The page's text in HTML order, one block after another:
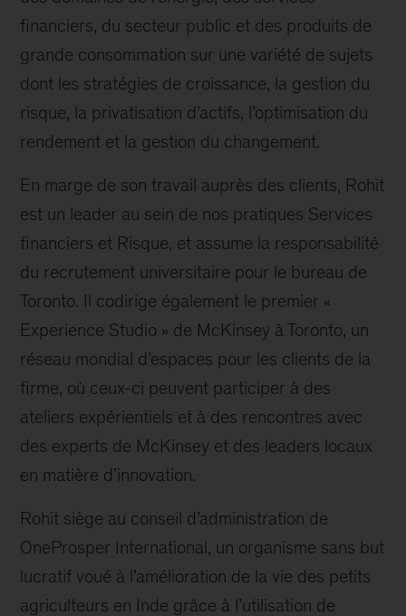
financiers, du secteur public et des produits de
grande consommation sur une variété de sujets
dont les stratégies de croissance, la gestion du
risque, la privatisation d’actifs, l’optimisation du
rendement et la gestion du changement.
En marge de son travail auprès des clients, Rohit
est un leader au sein de nos pratiques Services
financiers et Risque, et assume la responsabilité
du recrutement universitaire pour le bureau de
Toronto. Il codirige également le premier «
Experience Studio » de McKinsey à Toronto, un
réseau mondial d’espaces pour les clients de la
firme, où ceux-ci peuvent participer à des
ateliers expérientiels et à des rencontres avec
des experts de McKinsey et des leaders locaux
en matière d’innovation.
Rohit siège au conseil d’administration de
OneProsper International, un organisme sans but
lucratif voué à l’amélioration de la vie des petits
agriculteurs en Inde grâce à l’utilisation de